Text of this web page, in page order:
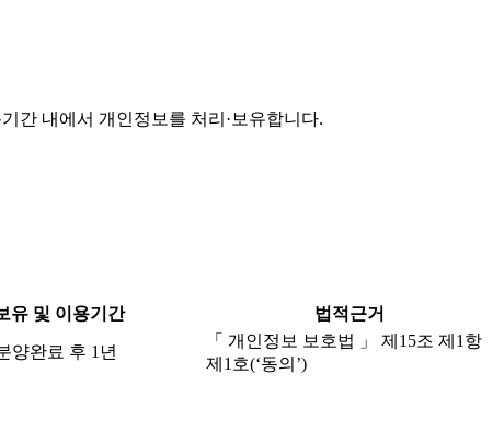
간 내에서 개인정보를 처리·보유합니다.
유 및 이용기간 법적근거
양완료 후 1년
「 개인정보 보호법 」 제15조 제1항
제1호(‘동의’)